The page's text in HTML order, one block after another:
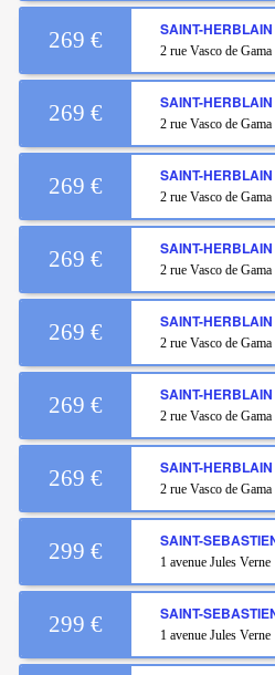
269 € SAINT-HERBLAIN
2 rue Vasco de Gama
269 € SAINT-HERBLAIN
2 rue Vasco de Gama
269 € SAINT-HERBLAIN
2 rue Vasco de Gama
269 € SAINT-HERBLAIN
2 rue Vasco de Gama
269 € SAINT-HERBLAIN
2 rue Vasco de Gama
269 € SAINT-HERBLAIN
2 rue Vasco de Gama
269 € SAINT-HERBLAIN
2 rue Vasco de Gama
299 € SAINT-
1 avenue Jules Verne
299 € SAINT-
1 avenue Jules Verne